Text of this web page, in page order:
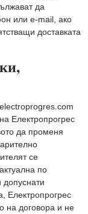
да
или e-mail, ако
доставката
Електропрогрес
да променя
се
по
Електропрогрес
на договора и не